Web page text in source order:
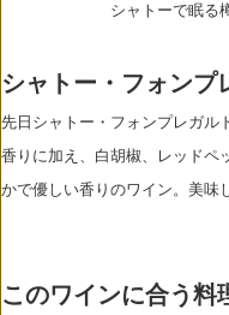
シャトーで眠る
シャトー・フォンプ
先日シャトー・フォンプレガル
香りに加え、白胡椒、レッドペ
かで優しい香りのワイン。美味
このワインに合う料